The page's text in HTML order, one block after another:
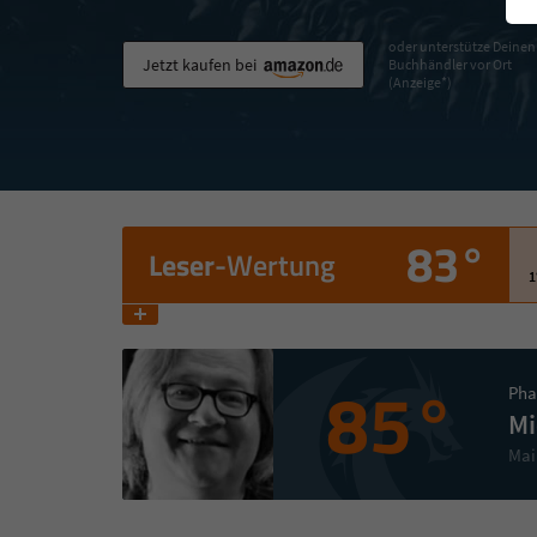
Jetzt kaufen bei
oder unterstütze Deinen
Buchhändler vor Ort
(Anzeige*)
Leser-Wertung 83°
85°